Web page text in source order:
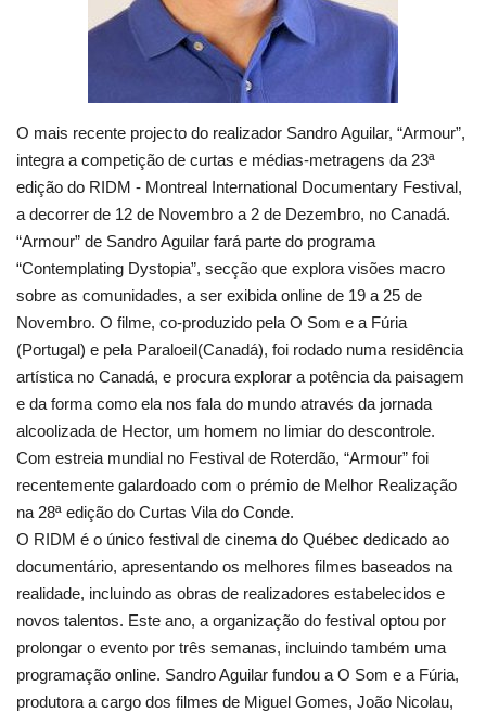
Ambiente
O mais recente projecto do realizador Sandro Aguilar, “Armour”,
integra a competição de curtas e médias-metragens da 23ª
edição do RIDM - Montreal International Documentary Festival,
a decorrer de 12 de Novembro a 2 de Dezembro, no Canadá.
“Armour” de Sandro Aguilar fará parte do programa
“Contemplating Dystopia”, secção que explora visões macro
sobre as comunidades, a ser exibida online de 19 a 25 de
Novembro. O filme, co-produzido pela O Som e a Fúria
(Portugal) e pela Paraloeil(Canadá), foi rodado numa residência
artística no Canadá, e procura explorar a potência da paisagem
e da forma como ela nos fala do mundo através da jornada
alcoolizada de Hector, um homem no limiar do descontrole.
Com estreia mundial no Festival de Roterdão, “Armour” foi
recentemente galardoado com o prémio de Melhor Realização
na 28ª edição do Curtas Vila do Conde.
O RIDM é o único festival de cinema do Québec dedicado ao
documentário, apresentando os melhores filmes baseados na
realidade, incluindo as obras de realizadores estabelecidos e
novos talentos. Este ano, a organização do festival optou por
prolongar o evento por três semanas, incluindo também uma
programação online. Sandro Aguilar fundou a O Som e a Fúria,
produtora a cargo dos filmes de Miguel Gomes, João Nicolau,